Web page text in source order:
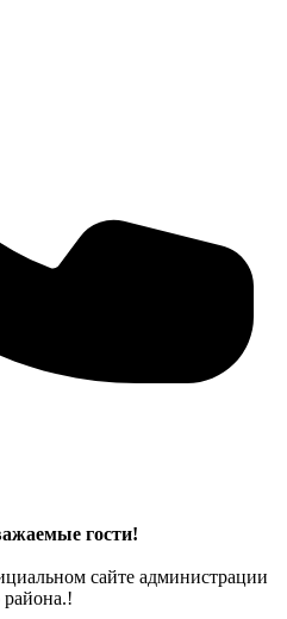
гости!
сайте администрации